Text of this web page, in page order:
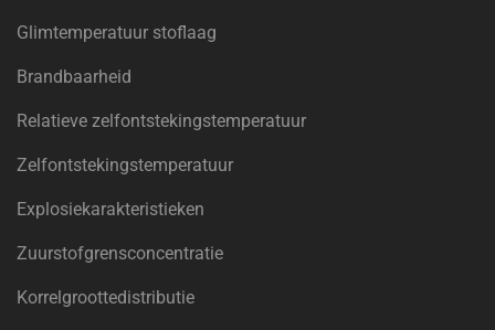
Glimtemperatuur stoflaag
Brandbaarheid
Relatieve zelfontstekingstemperatuur
Zelfontstekingstemperatuur
Explosiekarakteristieken
Zuurstofgrensconcentratie
Korrelgroottedistributie